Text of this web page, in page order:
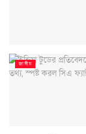
জাতীয়